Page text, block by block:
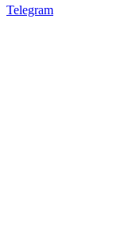
Telegram